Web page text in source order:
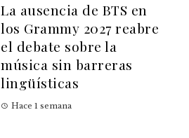
La ausencia de BTS en
los Grammy 2027 reabre
el debate sobre la
música sin barreras
lingüísticas
Hace 1 semana